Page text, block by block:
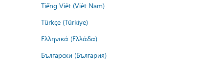
Tiếng Việt (Việt Nam)
Türkçe (Türkiye)
Ελληνικά (Ελλάδα)
Български (България)